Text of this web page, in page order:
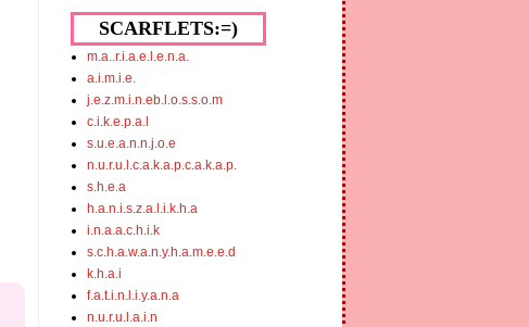
SCARFLETS:=)
m.a..r.i.a.e.l.e.n.a.
a.i.m.i.e.
j.e.z.m.i.n.eb.l.o.s.s.o.m
c.i.k.e.p.a.l
s.u.e.a.n.n.j.o.e
n.u.r.u.l.c.a.k.a.p.c.a.k.a.p.
s.h.e.a
h.a.n.i.s.z.a.l.i.k.h.a
i.n.a.a.c.h.i.k
s.c.h.a.w.a.n.y.h.a.m.e.e.d
k.h.a.i
f.a.t.i.n.l.i.y.a.n.a
n.u.r.u.l.a.i.n